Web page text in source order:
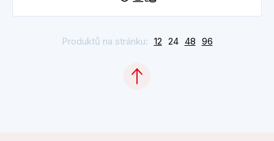
Produktů na stránku: 12 24 48 96